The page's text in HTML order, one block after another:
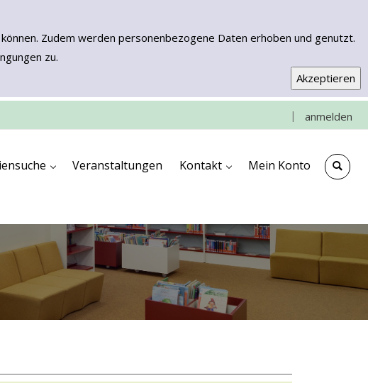
Zudem werden personenbezogene Daten erhoben und genutzt.
zu.
| anmelden
Veranstaltungen
Kontakt
Mein Konto